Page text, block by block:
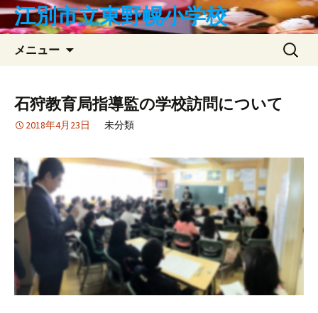
コ
ン 江別市立東野幌小学校
メニュー
検
索:
石狩教育局指導監の学校訪問について
2018年4月23日 未分類